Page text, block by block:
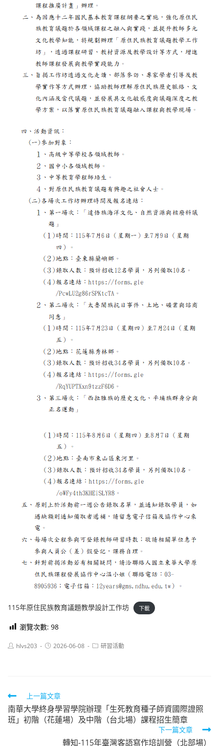
115年原住民族教育議題教學設計工作坊 下載
瀏覽次數: 98
Posthlvs203
Post2026-06-08
Post研習活動
Read
more
articles
上一篇文章
南華大學終身學習學院辦理「生死教育種子師資國際證照
班」初階（花蓮場）及中階（台北場）課程招生簡章
下一篇文章
轉知-115年臺灣客語寫作培訓營（北部場）